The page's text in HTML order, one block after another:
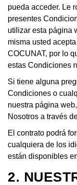
pueda acceder. Le
presentes
utilizar esta página
misma usted
COCUNAT, por lo
estas Condiciones
Si tiene alguna
Condiciones o
nuestra página
Nosotros a través
El contrato podrá
cualquiera de los
están disponibles
2.